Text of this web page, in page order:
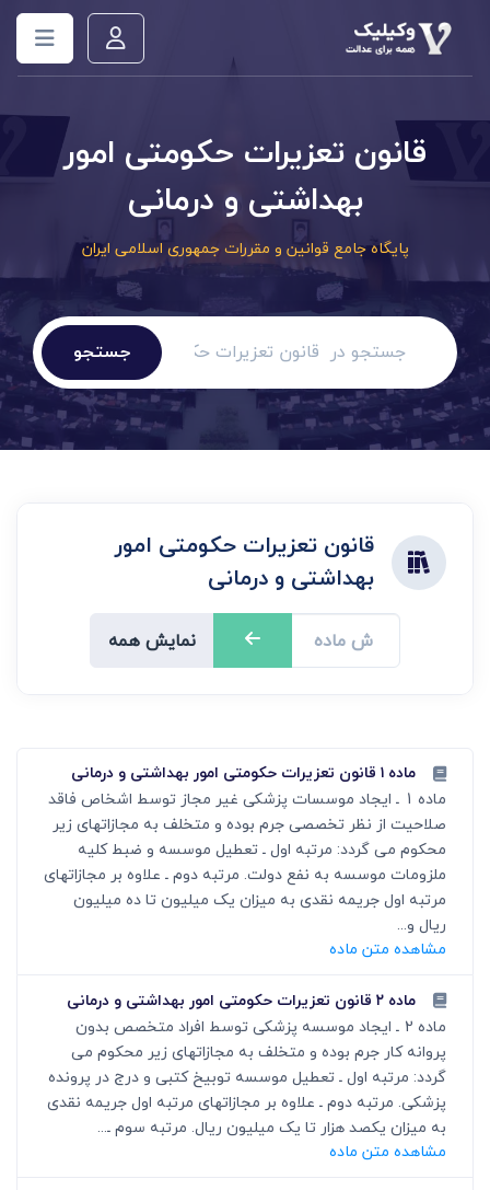
قانون تعزیرات حکومتی امور
بهداشتی و درمانی
پایگاه جامع قوانین و مقررات جمهوری اسلامی ایران
جستجو
قانون تعزیرات حکومتی امور
بهداشتی و درمانی
نمایش همه
ماده ۱ قانون تعزیرات حکومتی امور بهداشتی و درمانی
ماده 1 ـ ایجاد موسسات پزشکی غیر مجاز توسط اشخاص فاقد
صلاحیت از نظر تخصصی جرم بوده و متخلف به مجازاتهای زیر
محکوم می گردد: مرتبه اول ـ تعطیل موسسه و ضبط کلیه
ملزومات موسسه به نفع دولت. مرتبه دوم ـ علاوه بر مجازاتهای
مرتبه اول جریمه نقدی به میزان یک میلیون تا ده میلیون
ریال و...
مشاهده متن ماده
ماده ۲ قانون تعزیرات حکومتی امور بهداشتی و درمانی
ماده 2 ـ ایجاد موسسه پزشکی توسط افراد متخصص بدون
پروانه کار جرم بوده و متخلف به مجازاتهای زیر محکوم می
گردد: مرتبه اول ـ تعطیل موسسه توبیخ کتبی و درج در پرونده
پزشکی. مرتبه دوم ـ علاوه بر مجازاتهای مرتبه اول جریمه نقدی
به میزان یکصد هزار تا یک میلیون ریال. مرتبه سوم ـ...
مشاهده متن ماده